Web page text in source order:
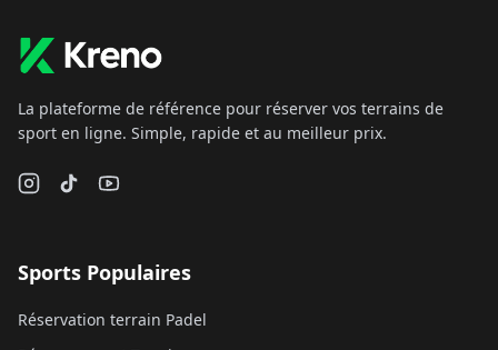
La plateforme de référence pour réserver vos terrains de
sport en ligne. Simple, rapide et au meilleur prix.
Sports Populaires
Réservation terrain Padel